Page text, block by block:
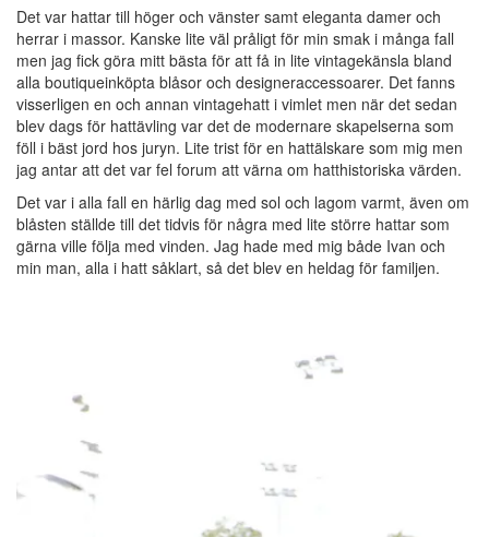
Det var hattar till höger och vänster samt eleganta damer och
herrar i massor. Kanske lite väl pråligt för min smak i många fall
men jag fick göra mitt bästa för att få in lite vintagekänsla bland
alla boutiqueinköpta blåsor och designeraccessoarer. Det fanns
visserligen en och annan vintagehatt i vimlet men när det sedan
blev dags för hattävling var det de modernare skapelserna som
föll i bäst jord hos juryn. Lite trist för en hattälskare som mig men
jag antar att det var fel forum att värna om hatthistoriska värden.
Det var i alla fall en härlig dag med sol och lagom varmt, även om
blåsten ställde till det tidvis för några med lite större hattar som
gärna ville följa med vinden. Jag hade med mig både Ivan och
min man, alla i hatt såklart, så det blev en heldag för familjen.